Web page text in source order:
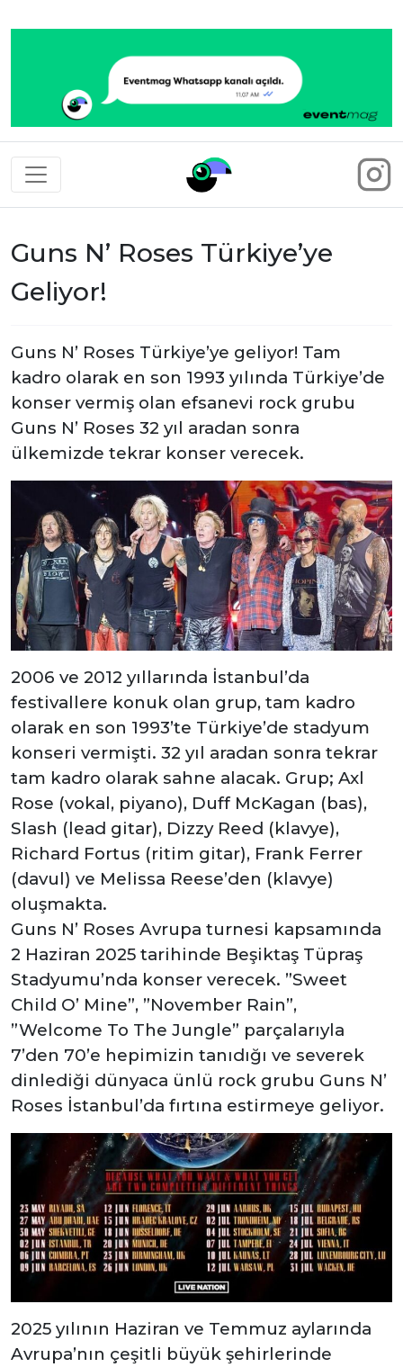
Eventmag
Guns N’ Roses Türkiye’ye
Geliyor!
Guns N’ Roses Türkiye’ye geliyor! Tam
kadro olarak en son 1993 yılında Türkiye’de
konser vermiş olan efsanevi rock grubu
Guns N’ Roses 32 yıl aradan sonra
ülkemizde tekrar konser verecek.
2006 ve 2012 yıllarında İstanbul’da
festivallere konuk olan grup, tam kadro
olarak en son 1993’te Türkiye’de stadyum
konseri vermişti. 32 yıl aradan sonra tekrar
tam kadro olarak sahne alacak. Grup; Axl
Rose (vokal, piyano), Duff McKagan (bas),
Slash (lead gitar), Dizzy Reed (klavye),
Richard Fortus (ritim gitar), Frank Ferrer
(davul) ve Melissa Reese’den (klavye)
oluşmakta.
Guns N’ Roses Avrupa turnesi kapsamında
2 Haziran 2025 tarihinde Beşiktaş Tüpraş
Stadyumu’nda konser verecek. ”Sweet
Child O’ Mine”, ”November Rain”,
”Welcome To The Jungle” parçalarıyla
7’den 70’e hepimizin tanıdığı ve severek
dinlediği dünyaca ünlü rock grubu Guns N’
Roses İstanbul’da fırtına estirmeye geliyor.
2025 yılının Haziran ve Temmuz aylarında
Avrupa’nın çeşitli büyük şehirlerinde